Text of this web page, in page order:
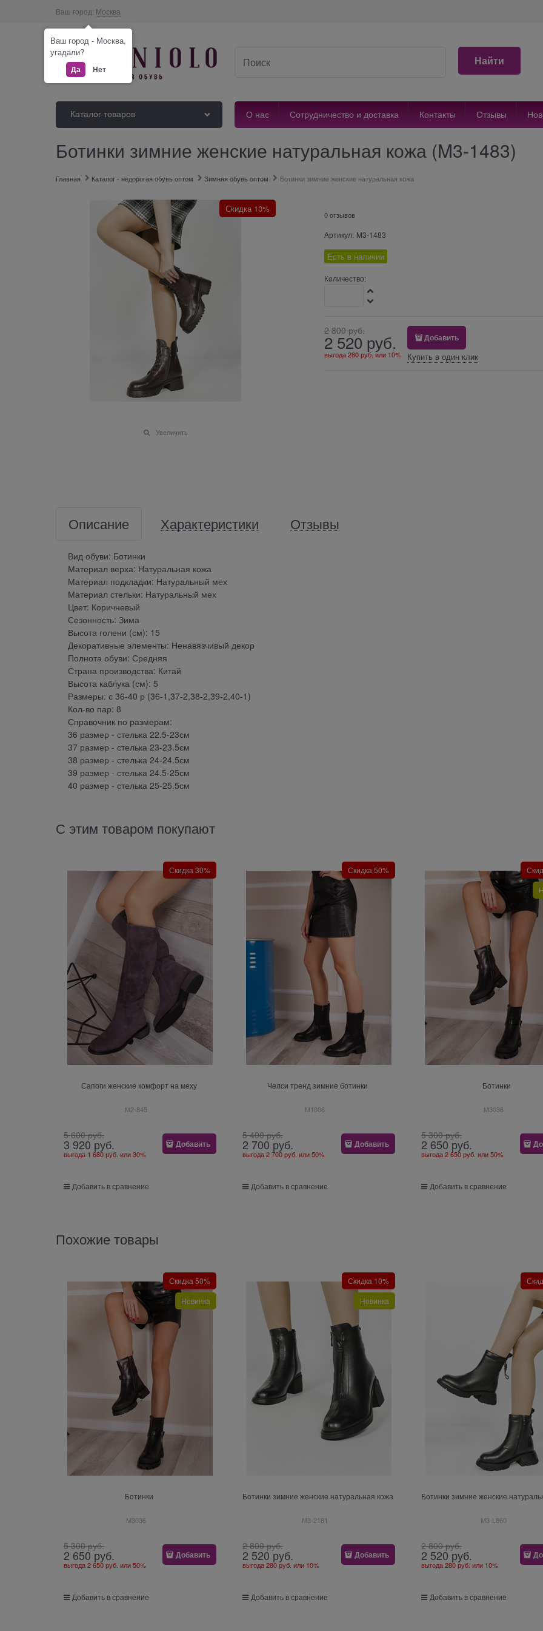
Ваш город: Москва
Найти
Каталог товаров О нас Сотрудничество и доставка Контакты Отзывы
Ботинки зимние женские натуральная кожа (M3-1483)
Главная Каталог - недорогая обувь оптом Зимняя обувь оптом Ботинки зимние женские натуральная кожа
Скидка 10%
Увеличить
0 отзывов
Артикул: M3-1483
Есть в наличии
Количество:
2 800 руб.
2 520 руб.
выгода280 руб. или 10%
Добавить
Купить в один клик
Описание Характеристики Отзывы
Вид обуви: Ботинки
Материал верха: Натуральная кожа
Материал подкладки: Натуральный мех
Материал стельки: Натуральный мех
Цвет: Коричневый
Сезонность: Зима
Высота голени (см): 15
Декоративные элементы: Ненавязчивый декор
Полнота обуви: Средняя
Страна производства: Китай
Высота каблука (см): 5
Размеры: с 36-40 р (36-1,37-2,38-2,39-2,40-1)
Кол-во пар: 8
Справочник по размерам:
36 размер - стелька 22.5-23см
37 размер - стелька 23-23.5см
38 размер - стелька 24-24.5см
39 размер - стелька 24.5-25см
40 размер - стелька 25-25.5см
С этим товаром покупают
Сапоги женские комфорт на меху
M2-845
Скидка 30%
5 600 руб.
3 920 руб.
выгода 1 680 руб. или30%
Добавить
Добавить в сравнение
Челси тренд зимние ботинки
M1006
Скидка 50%
5 400 руб.
2 700 руб.
выгода2 700 руб. или50%
Добавить
Добавить в сравнение
Ботинки
M3036
5 300 руб.
2 650 руб.
выгода2 650 руб. или50%
Добавить в сравнение
Похожие товары
Ботинки
M3036
Скидка 50%
Новинка
5 300 руб.
2 650 руб.
выгода2 650 руб. или50%
Добавить
Добавить в сравнение
Ботинки зимние женские натуральная кожа
M3-2181
Скидка 10%
Новинка
2 800 руб.
2 520 руб.
выгода280 руб. или 10%
Добавить
Добавить в сравнение
Ботинки зимние женские
M3-L860
2 800 руб.
2 520 руб.
выгода280 руб. или 10%
Добавить в сравнение
Ваш город - Москва,
угадали?
Да Нет